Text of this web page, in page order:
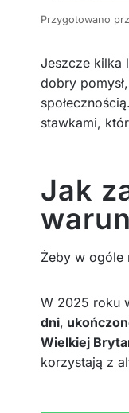
Przygotowano
Jeszcze kilka
dobry
stawkami,
Jak
Żeby w ogóle
W 2025 roku
dni,
Wielkiej
korzystają z